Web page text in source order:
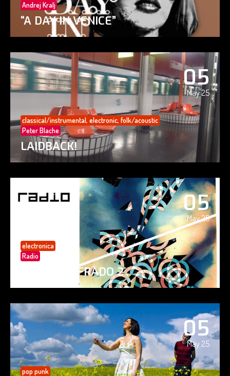
Andrej Kralj
“A DAY IN VENICE”
05
May 25
classical/instrumental, electronic, folk/acoustic
Peter Blache
LAIDBACK!
05
May 25
electronica
Radio
PAISAJE CIFRADO 2
05
May 25
pop punk